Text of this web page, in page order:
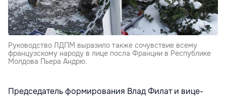
Руководство ЛДПМ выразило также сочувствие всему
французскому народу в лице посла Франции в Республике
Молдова Пьера Андрю.
Председатель формирования Влад Филат и вице-